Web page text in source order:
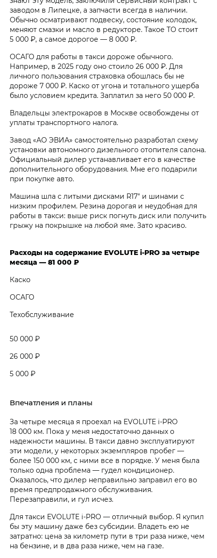
заводом в Липецке, а запчасти всегда в наличии.
Обычно осматривают подвеску, состояние колодок,
меняют смазки и масло в редукторе. Такое ТО стоит
5 000 ₽, а самое дорогое — 8 000 ₽.
ОСАГО для работы в такси дороже обычного.
Например, в 2025 году оно стоило 26 000 ₽. Для
личного пользования страховка обошлась бы не
дороже 7 000 ₽. Каско от угона и тотального ущерба
было условием кредита. Заплатил за него 50 000 ₽.
Владельцы электрокаров в Москве освобождены от
уплаты транспортного налога.
Завод «АО ЭВИА» самостоятельно разработал схему
установки автономного дизельного отопителя салона.
Официальный дилер устанавливает его в качестве
дополнительного оборудования. Мне его подарили
при покупке авто.
Машина шла с литыми дисками R17″ и шинами с
низким профилем. Резина дорогая и неудобная для
работы в такси: выше риск погнуть диск или получить
грыжу на покрышке на любой яме. Зато красиво.
Расходы на содержание EVOLUTE i‑PRO за четыре
месяца — 81 000 ₽
Каско
ОСАГО
Техобслуживание
50 000 ₽
26 000 ₽
5 000 ₽
Впечатления и планы
За четыре месяца я проехал на EVOLUTE i‑PRO
18 000 км. Пока у меня недостаточно данных о
надежности машины. В такси давно эксплуатируют
эти модели, у некоторых экземпляров пробег —
более 150 000 км, с ними все в порядке. У меня была
только одна проблема — гудел кондиционер.
Оказалось, что дилер неправильно заправил его во
время предпродажного обслуживания.
Перезаправили, и гул исчез.
Для такси EVOLUTE i‑PRO — отличный выбор. Я купил
бы эту машину даже без субсидии. Владеть ею не
затратно: цена за километр пути в три раза ниже, чем
на бензине, и в два раза ниже, чем на газе.